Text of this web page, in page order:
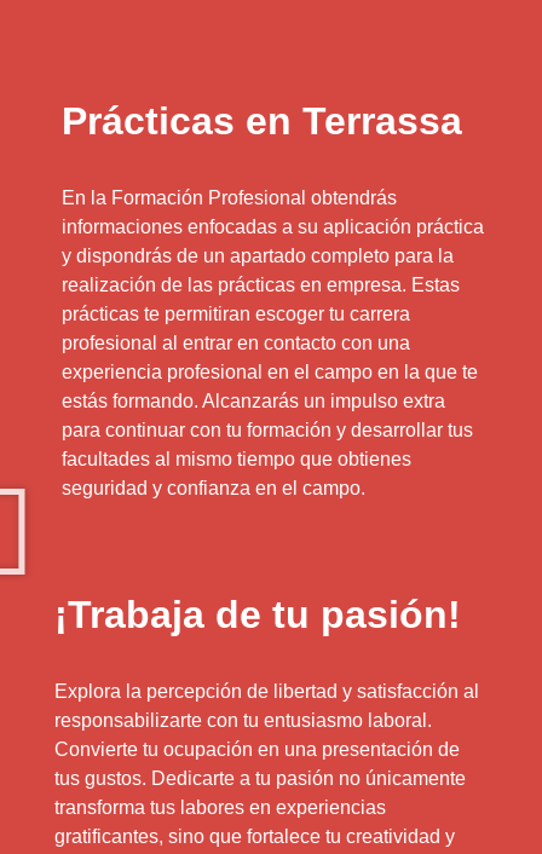
Prácticas en Terrassa
En la Formación Profesional obtendrás
informaciones enfocadas a su aplicación práctica
y dispondrás de un apartado completo para la
realización de las prácticas en empresa. Estas
prácticas te permitiran escoger tu carrera
profesional al entrar en contacto con una
experiencia profesional en el campo en la que te
estás formando. Alcanzarás un impulso extra
para continuar con tu formación y desarrollar tus
facultades al mismo tiempo que obtienes
seguridad y confianza en el campo.
¡Trabaja de tu pasión!
Explora la percepción de libertad y satisfacción al
responsabilizarte con tu entusiasmo laboral.
Convierte tu ocupación en una presentación de
tus gustos. Dedicarte a tu pasión no únicamente
transforma tus labores en experiencias
gratificantes, sino que fortalece tu creatividad y